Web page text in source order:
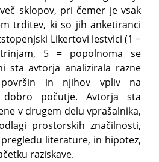
sklopov, pri čemer je vsak
trditev, ki so jih anketiranci
Likertovi lestvici (1 =
5 = popolnoma se
sta avtorja analizirala razne
in njihov vpliv na
dobro počutje. Avtorja sta
v drugem delu vprašalnika,
prostorskih značilnosti,
literature, in hipotez,
raziskave.